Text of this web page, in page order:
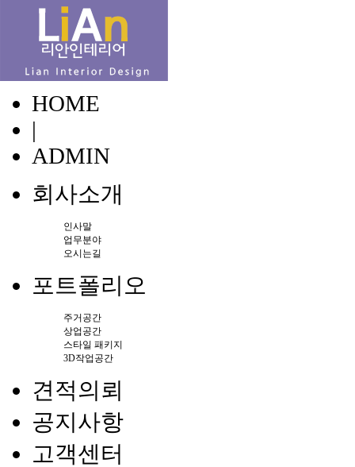
HOME
|
ADMIN
회사소개
인사말
업무분야
오시는길
포트폴리오
주거공간
상업공간
스타일 패키지
3D작업공간
견적의뢰
공지사항
고객센터